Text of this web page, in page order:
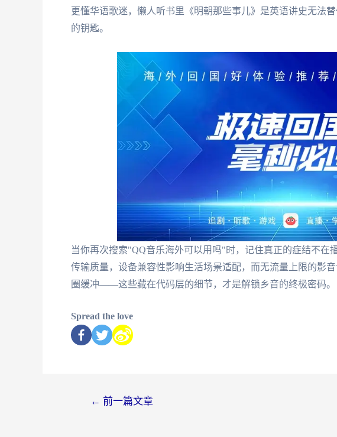
更懂华语歌迷，懒人听书里《明朝那些事儿》是英语讲史无法
的钥匙。
当你再次搜索"QQ音乐海外可以用吗"时，记住真正的症结不在
传输质量，设备兼容性影响生活场景适配，而无流量上限的影
圈缓冲——这些藏在代码层的细节，才是解锁乡音的终极密码。
Spread the love
← 前一篇文章